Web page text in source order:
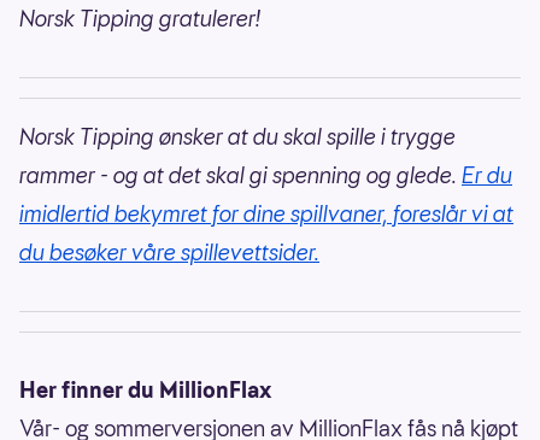
Norsk Tipping gratulerer!
Norsk Tipping ønsker at du skal spille i trygge
rammer - og at det skal gi spenning og glede. Er du
imidlertid bekymret for dine spillvaner, foreslår vi at
du besøker våre spillevettsider.
Her finner du MillionFlax
Vår- og sommerversjonen av MillionFlax fås nå kjøpt